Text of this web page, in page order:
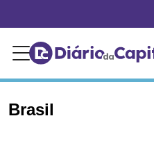
Brasil